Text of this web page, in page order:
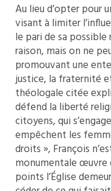
Au lieu d’opter pour
visant à limiter
le pari de sa possible
raison, mais on ne
promouvant une
justice, la fraternité
théologale citée
défend la liberté
citoyens, qui
empêchent les
droits », François
monumentale œuvre
points l’Église